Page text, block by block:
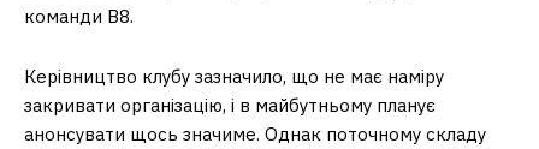
команди B8.
Керівництво клубу зазначило, що не має наміру
закривати організацію, і в майбутньому планує
анонсувати щось значиме. Однак поточному складу